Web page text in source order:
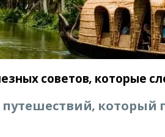
советов, которые
который